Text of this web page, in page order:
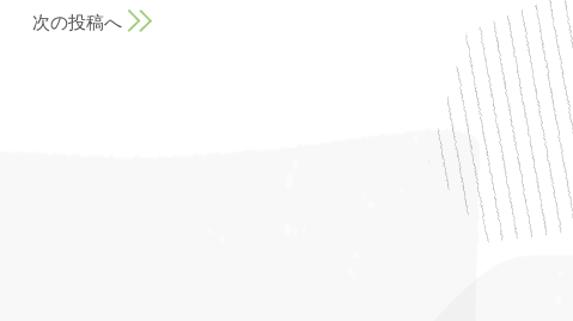
次の投稿へ